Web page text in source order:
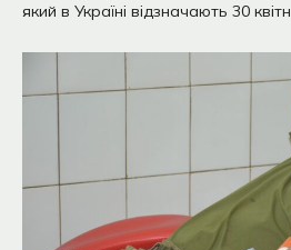
який в Україні відзначають 30